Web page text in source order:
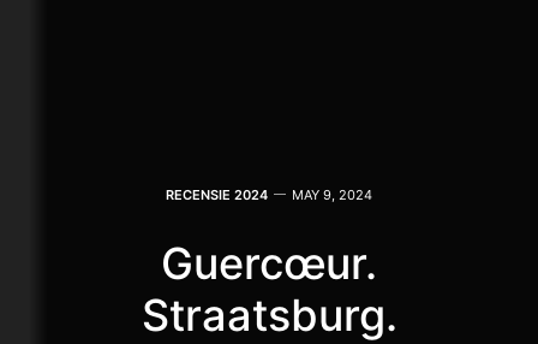
RECENSIE 2024 MAY 9, 2024
Guercœur.
Straatsburg.